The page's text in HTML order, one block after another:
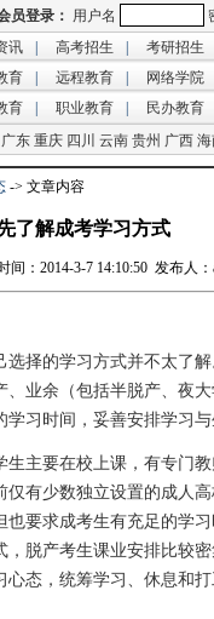
讯 高考招生 考研招生
育 远程教育 网络学院
育 职业教育 民办教育
广东 重庆 四川 云南 贵州 广西
-> 文章内容
了解成考学习方式
：2014-3-7 14:10:50 发布人：
择的学习方式并不太了解
业余（包括半脱产、夜
习时间，妥善安排学习与
主要在校上课，有专门教
有少数独立设置的成人
要求成考生有充足的学
脱产考生课业安排比较
态，统筹学习、休息和